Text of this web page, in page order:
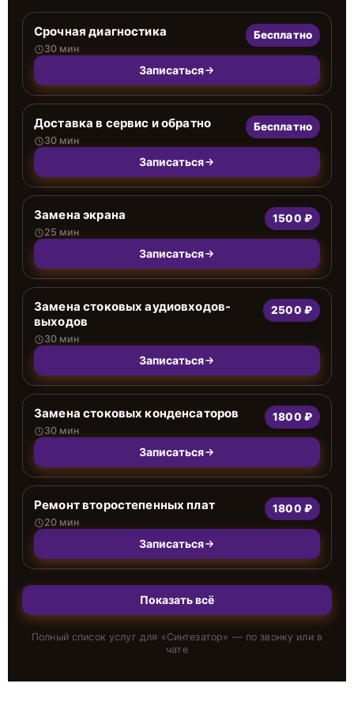
Срочная диагностика
30 мин
Бесплатно
Записаться
Доставка в сервис и обратно
30 мин
Бесплатно
Записаться
Замена экрана
25 мин
1500 ₽
Записаться
Замена стоковых аудиовходов-
выходов
30 мин
2500 ₽
Записаться
Замена стоковых конденсаторов
30 мин
1800 ₽
Записаться
Ремонт второстепенных плат
20 мин
1800 ₽
Записаться
Показать всё
Полный список услуг для «Синтезатор» — по звонку или в
чате